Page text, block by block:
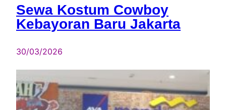
Sewa Kostum Cowboy
Kebayoran Baru Jakarta
30/03/2026